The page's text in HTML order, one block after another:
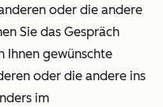
oder die andere
Sie das Gespräch
gewünschte
oder die andere ins
im